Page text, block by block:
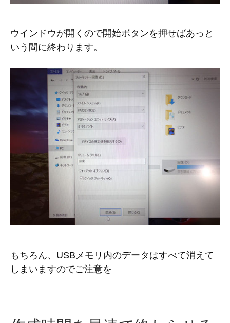
ウインドウが開くので開始ボタンを押せばあっと
いう間に終わります。
もちろん、USBメモリ内のデータはすべて消えて
しまいますのでご注意を